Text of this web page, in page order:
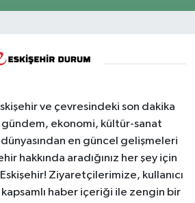
ve çevresindeki son dakika
ekonomi, kültür-sanat
en güncel gelişmeleri
hakkında aradığınız her şey için
Ziyaretçilerimize, kullanıcı
haber içeriği ile zengin bir